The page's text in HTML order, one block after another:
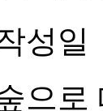
성일
으로